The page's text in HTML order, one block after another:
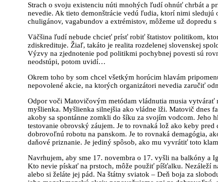
Strach o svoju existenciu núti mnohých ľudí ohnúť chrbát a
nevedie. Ak tieto demonštrácie vedú ľudia, ktorí nimi
chuligánov, vagabundov a extrémistov, môžeme už dopredu
Väčšina ľudí nebude chcieť prísť robiť štatistov politikom,
zdiskredituje. Žiaľ, takáto je realita rozdelenej slovenskej
Výzvy na zjednotenie pod politikmi pochybnej povesti sú
neodstúpi, potom uvidí…
Okrem toho by som chcel všetkým horúcim hlavám
nepovolené akcie, na ktorých organizátori nevedia zaručiť
Odpor voči Matovičovým metódam vládnutia musia
myšlienka. Myšlienka silnejšia ako vládne lži. Matovič dnes
akoby sa spontánne zomkli do šíku za svojím vodcom. Jeho
testovanie obrovský záujem. Je to rovnaká lož ako keby
dobrovoľnú robotu na panskom. Je to rovnaká demagógia,
daňové priznanie. Je jediný spôsob, ako mu vyvrátiť toto
Navrhujem, aby sme 17. novembra o 17. vyšli na balkóny a
Kto nevie pískať na prstoch, môže použiť píšťalku. Nezáleží
alebo si želáte jej pád. Na štátny sviatok – Deň boja za